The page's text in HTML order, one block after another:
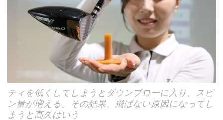
ティを低くしてしまうとダウンブローに入り、スピ
ン量が増える。その結果、飛ばない原因になってし
まうと高久はいう